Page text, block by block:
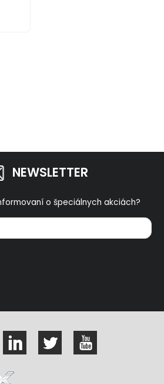
NEWSLETTER
o špeciálnych akciách?